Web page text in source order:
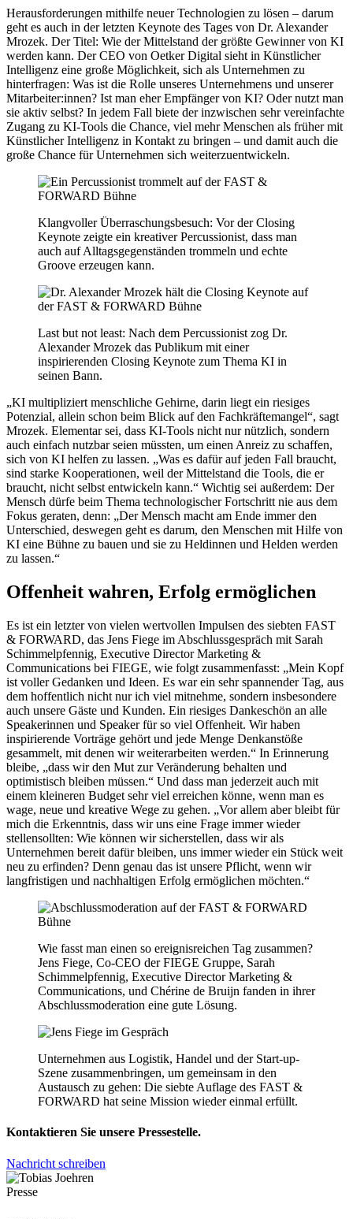
Herausforderungen mithilfe neuer Technologien zu lösen – darum
geht es auch in der letzten Keynote des Tages von Dr. Alexander
Mrozek. Der Titel: Wie der Mittelstand der größte Gewinner von KI
werden kann. Der CEO von Oetker Digital sieht in Künstlicher
Intelligenz eine große Möglichkeit, sich als Unternehmen zu
hinterfragen: Was ist die Rolle unseres Unternehmens und unserer
Mitarbeiter:innen? Ist man eher Empfänger von KI? Oder nutzt man
sie aktiv selbst? In jedem Fall biete der inzwischen sehr vereinfachte
Zugang zu KI-Tools die Chance, viel mehr Menschen als früher mit
Künstlicher Intelligenz in Kontakt zu bringen – und damit auch die
große Chance für Unternehmen sich weiterzuentwickeln.
Klangvoller Überraschungsbesuch: Vor der Closing
Keynote zeigte ein kreativer Percussionist, dass man
auch auf Alltagsgegenständen trommeln und echte
Groove erzeugen kann.
Last but not least: Nach dem Percussionist zog Dr.
Alexander Mrozek das Publikum mit einer
inspirierenden Closing Keynote zum Thema KI in
seinen Bann.
„KI multipliziert menschliche Gehirne, darin liegt ein riesiges
Potenzial, allein schon beim Blick auf den Fachkräftemangel“, sagt
Mrozek. Elementar sei, dass KI-Tools nicht nur nützlich, sondern
auch einfach nutzbar seien müssten, um einen Anreiz zu schaffen,
sich von KI helfen zu lassen. „Was es dafür auf jeden Fall braucht,
sind starke Kooperationen, weil der Mittelstand die Tools, die er
braucht, nicht selbst entwickeln kann.“ Wichtig sei außerdem: Der
Mensch dürfe beim Thema technologischer Fortschritt nie aus dem
Fokus geraten, denn: „Der Mensch macht am Ende immer den
Unterschied, deswegen geht es darum, den Menschen mit Hilfe von
KI eine Bühne zu bauen und sie zu Heldinnen und Helden werden
zu lassen.“
Offenheit wahren, Erfolg ermöglichen
Es ist ein letzter von vielen wertvollen Impulsen des siebten FAST
& FORWARD, das Jens Fiege im Abschlussgespräch mit Sarah
Schimmelpfennig, Executive Director Marketing &
Communications bei FIEGE, wie folgt zusammenfasst: „Mein Kopf
ist voller Gedanken und Ideen. Es war ein sehr spannender Tag, aus
dem hoffentlich nicht nur ich viel mitnehme, sondern insbesondere
auch unsere Gäste und Kunden. Ein riesiges Dankeschön an alle
Speakerinnen und Speaker für so viel Offenheit. Wir haben
inspirierende Vorträge gehört und jede Menge Denkanstöße
gesammelt, mit denen wir weiterarbeiten werden.“ In Erinnerung
bleibe, „dass wir den Mut zur Veränderung behalten und
optimistisch bleiben müssen.“ Und dass man jederzeit auch mit
einem kleineren Budget sehr viel erreichen könne, wenn man es
wage, neue und kreative Wege zu gehen. „Vor allem aber bleibt für
mich die Erkenntnis, dass wir uns eine Frage immer wieder
stellensollten: Wie können wir sicherstellen, dass wir als
Unternehmen bereit dafür bleiben, uns immer wieder ein Stück weit
neu zu erfinden? Denn genau das ist unsere Pflicht, wenn wir
langfristigen und nachhaltigen Erfolg ermöglichen möchten.“
Wie fasst man einen so ereignisreichen Tag zusammen?
Jens Fiege, Co-CEO der FIEGE Gruppe, Sarah
Schimmelpfennig, Executive Director Marketing &
Communications, und Chérine de Bruijn fanden in ihrer
Abschlussmoderation eine gute Lösung.
Unternehmen aus Logistik, Handel und der Start-up-
Szene zusammenbringen, um gemeinsam in den
Austausch zu gehen: Die siebte Auflage des FAST &
FORWARD hat seine Mission wieder einmal erfüllt.
Kontaktieren Sie unsere Pressestelle.
Nachricht schreiben
Presse